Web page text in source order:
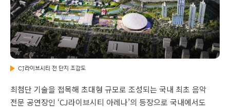
CJ라이브시티 전 단지 조감도
최첨단 기술을 접목해 초대형 규모로 조성되는 국내 최초 음악
전문 공연장인 ‘CJ라이브시티 아레나’의 등장으로 국내에서도